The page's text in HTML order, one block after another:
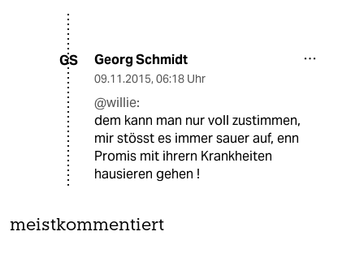
GS Georg Schmidt
09.11.2015, 06:18 Uhr
@willie:
dem kann man nur voll zustimmen,
mir stösst es immer sauer auf, enn
Promis mit ihrern Krankheiten
hausieren gehen !
meistkommentiert